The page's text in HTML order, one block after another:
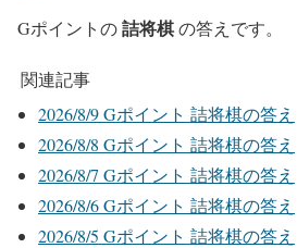
Gポイントの詰将棋の答えです。
関連記事
2026/8/9 Gポイント 詰将棋の答え
2026/8/8 Gポイント 詰将棋の答え
2026/8/7 Gポイント 詰将棋の答え
2026/8/6 Gポイント 詰将棋の答え
2026/8/5 Gポイント 詰将棋の答え